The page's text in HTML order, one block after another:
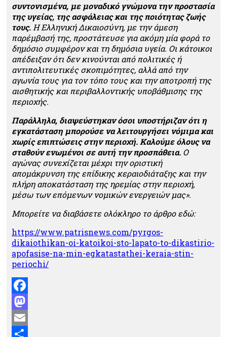
συντονισμένα, με μοναδικό γνώμονα την προστασία
της υγείας, της ασφάλειας και της ποιότητας ζωής
τους. Η Ελληνική Δικαιοσύνη, με την άμεση
παρέμβασή της, προστάτευσε για ακόμη μία φορά το
δημόσιο συμφέρον και τη δημόσια υγεία. Οι κάτοικοι
απέδειξαν ότι δεν κινούνται από πολιτικές ή
αντιπολιτευτικές σκοπιμότητες, αλλά από την
αγωνία τους για τον τόπο τους και την αποτροπή της
αισθητικής και περιβαλλοντικής υποβάθμισης της
περιοχής.
Παράλληλα, διαψεύστηκαν όσοι υποστήριζαν ότι η
εγκατάσταση μπορούσε να λειτουργήσει νόμιμα και
χωρίς επιπτώσεις στην περιοχή. Καλούμε όλους να
σταθούν ενωμένοι σε αυτή την προσπάθεια. Ο
αγώνας συνεχίζεται μέχρι την οριστική
απομάκρυνση της επίδικης κεραιοδιάταξης και την
πλήρη αποκατάσταση της ηρεμίας στην περιοχή,
μέσω των επόμενων νομικών ενεργειών μας».
Μπορείτε να διαβάσετε ολόκληρο το άρθρο εδώ:
https://www.patrisnews.com/pyrgos-
dikaiothikan-oi-katoikoi-sto-lapato-to-dikastirio-
apofasise-na-min-egkatastathei-keraia-stin-
periochi/
Facebook
Mastodon
Email